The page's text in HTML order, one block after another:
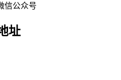
信公众号
址